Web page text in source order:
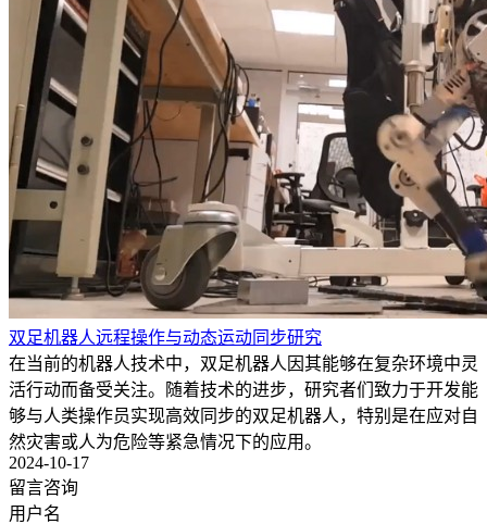
双足机器人远程操作与动态运动同步研究
在当前的机器人技术中，双足机器人因其能够在复杂环境中灵
活行动而备受关注。随着技术的进步，研究者们致力于开发能
够与人类操作员实现高效同步的双足机器人，特别是在应对自
然灾害或人为危险等紧急情况下的应用。
2024-10-17
留言咨询
用户名